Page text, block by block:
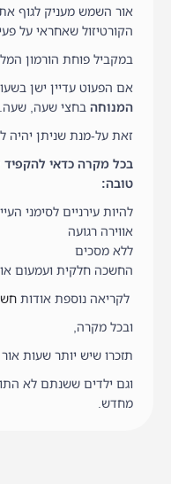
אור השמש מעניק לגוף
הקורטיזול שאחראי על
במקביל פוחת הורמון
אם הפעוט עדיין ישן
המנוחהבחצי שעה, שעה.
זאת על-מנת שניתן יהיה
בכל מקרה כדאי להקפיד
טובה:
להיות עירניים לסימני
אווירה רגועה
ללא מסכים
החשכה חלקית ועמעום
לקריאה נוספת אודות
ובכל מקרה,
תזכרו שיש יותר שעות אור
וגם ילדים ששנתם לא
מחדש.